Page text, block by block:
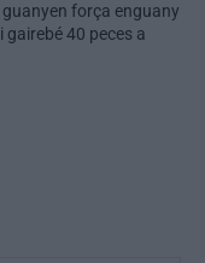
força enguany
40 peces a